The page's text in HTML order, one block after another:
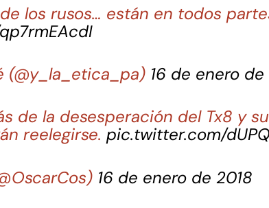
los rusos… están en todos
(@y_la_etica_pa) 16 de enero de
de la desesperación del Tx8 y
reelegirse. pic.twitter.com/
16 de enero de 2018